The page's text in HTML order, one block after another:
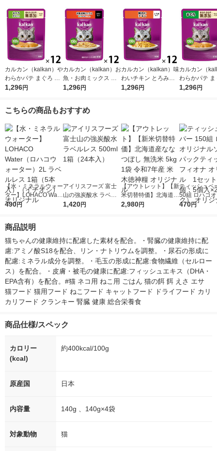
カルカン（kalkan）や
わらかパテ まぐろ た
い入り 着色料・発色
ト
1,296円
カルカン（kalkan）お
魚・お肉ミックス ま
ぐろ・かつお・ささみ
ド ウェット
1,296円
カルカン（kalkan）味
わいチキン とろみ仕
立て 60g 12袋 マース
1,296円
カルカン（
わらかパテ ま
色料・発色剤
1,296円
こちらの商品もおすすめ
【水・ミネラルウォー
ター】LOHACO Wate
r（ロハコウォータ
シ） オリジナル
490円
アイリスフーズ 富士
山の強炭酸水 ラベル
レス 500ml 1箱（24
1,420円
【アウトレット】【新
米切替特価】北海道産
ななつぼし 無洗米 5k
2,980円
ティッシュペ
50組 ロハコ
ルソフトパッ
オリジナル
470円
商品説明
猫ちゃんの健康維持に配慮した素材を配合。・腎臓の健康維持に配
慮:アミノ酸S18を配合、リン・ナトリウムを調整。・尿石の形成に
配慮:ミネラル成分を調整。・毛玉の形成に配慮:食物繊維（セルロー
ス）を配合。・皮膚・被毛の健康に配慮:フィッシュエキス（DHA・
EPA含有）を配合。#猫 ネコ用 ねこ用 ごはん 猫の餌 餌 えさ エサ
猫フード 猫用フード ねこフード キャットフード ドライフード カリ
カリフード クランキー 腎臓 健康 総合栄養食
商品仕様/スペック
カロリー
(kcal)
約400kcal/100g
原産国 日本
内容量 140g 、140g×4袋
対象動物 猫